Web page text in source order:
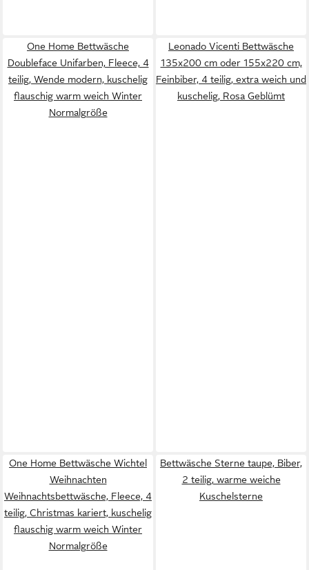
One Home Bettwäsche
Doubleface Unifarben, Fleece, 4
teilig, Wende modern, kuschelig
flauschig warm weich Winter
Normalgröße
Leonado Vicenti Bettwäsche
135x200 cm oder 155x220 cm,
Feinbiber, 4 teilig, extra weich und
kuschelig, Rosa Geblümt
One Home Bettwäsche Wichtel
Weihnachten
Weihnachtsbettwäsche, Fleece, 4
teilig, Christmas kariert, kuschelig
flauschig warm weich Winter
Normalgröße
Bettwäsche Sterne taupe, Biber,
2 teilig, warme weiche
Kuschelsterne